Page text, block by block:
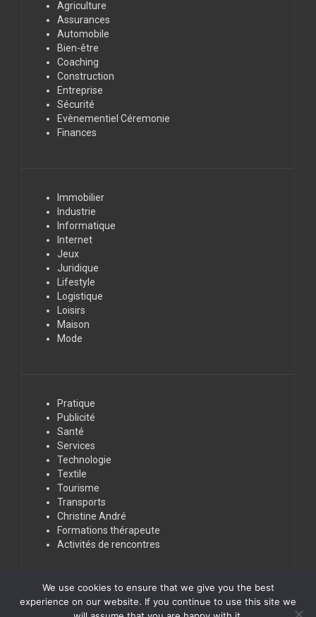
Agriculture
Assurances
Automobile
Bien-être
Coaching
Construction
Entreprise
Sécurité
Evènementiel Céremonie
Finances
Immobilier
Industrie
Informatique
Internet
Jeux
Juridique
Lifestyle
Logistique
Loisirs
Maison
Mode
Pratique
Publicité
Santé
Services
Technologie
Textile
Tourisme
Transports
Christine André
Formations thérapeute
Activités de rencontres
We use cookies to ensure that we give you the best
experience on our website. If you continue to use this site we